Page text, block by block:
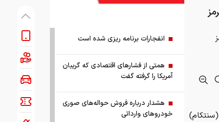
(سنتکام)
انفجارات برنامه ریزی شده است
همتی از فشارهای اقتصادی که گریبان
آمریکا را گرفته گفت
هشدار درباره فروش حواله‌های صوری
خودروهای وارداتی